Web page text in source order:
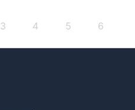
3 4 5 6